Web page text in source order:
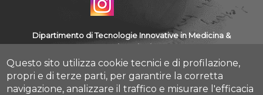
Dipartimento di Tecnologie Innovative in Medicina &
Odontoiatria
Via dei Vestini - Campus universitario - 66100 Chieti
Questo sito utilizza cookie tecnici e di profilazione,
propri e di terze parti, per garantire la corretta
navigazione, analizzare il traffico e misurare l'efficacia